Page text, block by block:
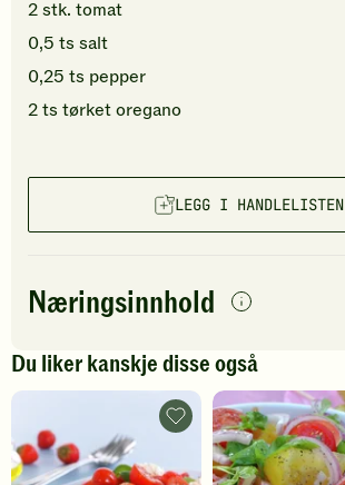
2stk. tomat
0,5 ts salt
0,25 ts pepper
2ts tørket oregano
LEGG I HANDLELISTEN
Næringsinnhold
per porsjon
Navn på
antall
Energi
Fett
Du liker kanskje disse også
Jordbær-
og
tomatsalat
-